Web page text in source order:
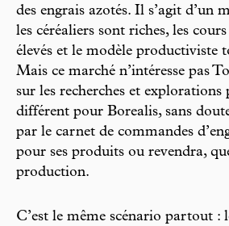
des engrais azotés. Il s’agit d’un
les céréaliers sont riches, les cours
élevés et le modèle productiviste
Mais ce marché n’intéresse pas
sur les recherches et
différent pour Borealis, sans
par le carnet de commandes
pour ses produits ou revendra,
production.
C’est le même scénario partout :